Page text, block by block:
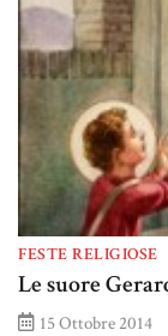
FESTE RELIGIOSE
Le suore
15 Ottobre 2014